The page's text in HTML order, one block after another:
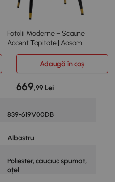
Fotolii Moderne – Scaune
Accent Tapitate | Aosom
Adaugă în coș
669,99 Lei
839-619V00DB
Albastru
Poliester, cauciuc spumat,
oțel